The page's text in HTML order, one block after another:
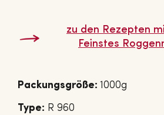
zu den Rezepten
Feinstes
Packungsgröße: 1000g
Type: R 960